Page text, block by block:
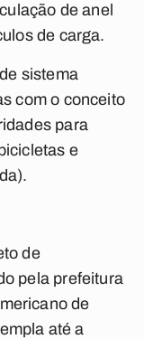
de anel
de carga.
sistema
com o conceito
para
e
de
pela prefeitura
de
até a